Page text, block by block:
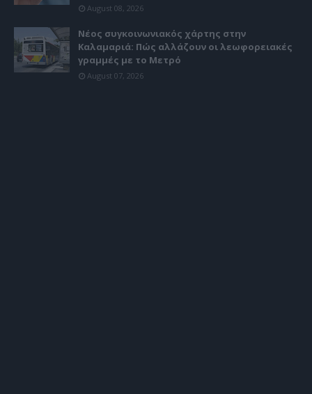
August 08, 2026
Νέος συγκοινωνιακός χάρτης στην
Καλαμαριά: Πώς αλλάζουν οι λεωφορειακές
γραμμές με το Μετρό
August 07, 2026